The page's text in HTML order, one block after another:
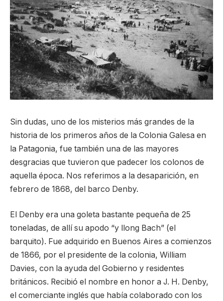
Sin dudas, uno de los misterios más grandes de la
historia de los primeros años de la Colonia Galesa en
la Patagonia, fue también una de las mayores
desgracias que tuvieron que padecer los colonos de
aquella época. Nos referimos a la desaparición, en
febrero de 1868, del barco Denby.
El Denby era una goleta bastante pequeña de 25
toneladas, de allí su apodo “y llong Bach” (el
barquito). Fue adquirido en Buenos Aires a comienzos
de 1866, por el presidente de la colonia, William
Davies, con la ayuda del Gobierno y residentes
británicos. Recibió el nombre en honor a J. H. Denby,
el comerciante inglés que había colaborado con los